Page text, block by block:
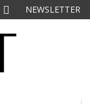
NEWSLETTER